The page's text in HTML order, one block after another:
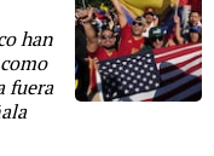
han
fuera